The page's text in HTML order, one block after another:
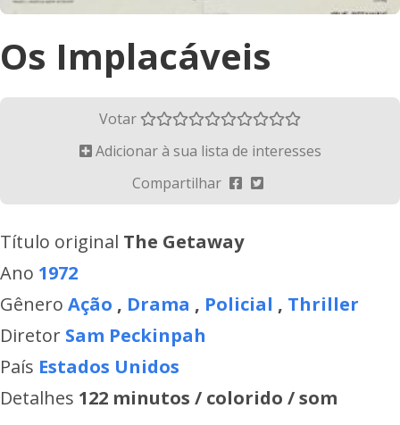
Os Implacáveis
Votar
Adicionar à sua lista de interesses
Compartilhar
Título original The Getaway
Ano 1972
Gênero Ação , Drama , Policial , Thriller
Diretor Sam Peckinpah
País Estados Unidos
Detalhes 122 minutos / colorido / som